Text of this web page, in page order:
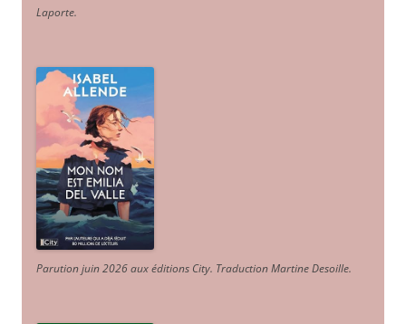
Laporte.
Parution juin 2026 aux éditions City. Traduction Martine Desoille.